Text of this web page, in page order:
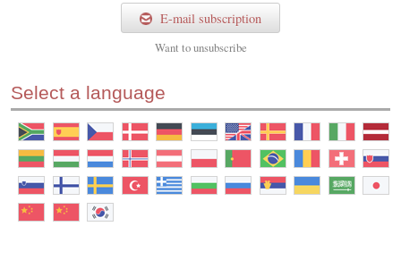
E-mail subscription
Want tounsubscribe
Select a language